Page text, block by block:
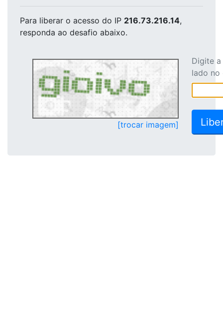
Para liberar o acesso do IP 216.73.216.14,
responda ao desafio abaixo.
[trocar imagem]
Digite
lado no